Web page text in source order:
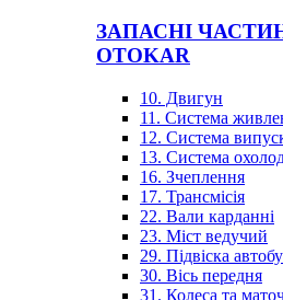
ЗАПАСНІ
OTOKAR
10. Двигун
11. Система
12. Система
13. Система
16. Зчеплення
17. Трансмісія
22. Вали карданні
23. Міст ведучий
29. Підвіска
30. Вісь передня
31. Колеса та